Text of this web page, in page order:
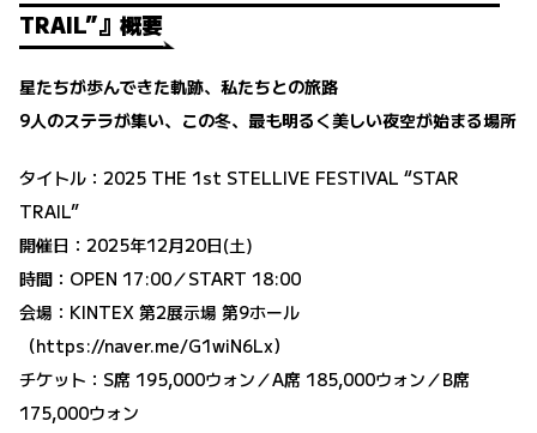
TRAIL”』概要
星たちが歩んできた軌跡、私たちとの旅路
9人のステラが集い、この冬、最も明るく美しい夜空が始まる場所
タイトル：2025 THE 1st STELLIVE FESTIVAL “STAR
TRAIL”
開催日：2025年12月20日(土)
時間：OPEN 17:00／START 18:00
会場：KINTEX 第2展示場 第9ホール
（https://naver.me/G1wiN6Lx）
チケット：S席 195,000ウォン／A席 185,000ウォン／B席
175,000ウォン